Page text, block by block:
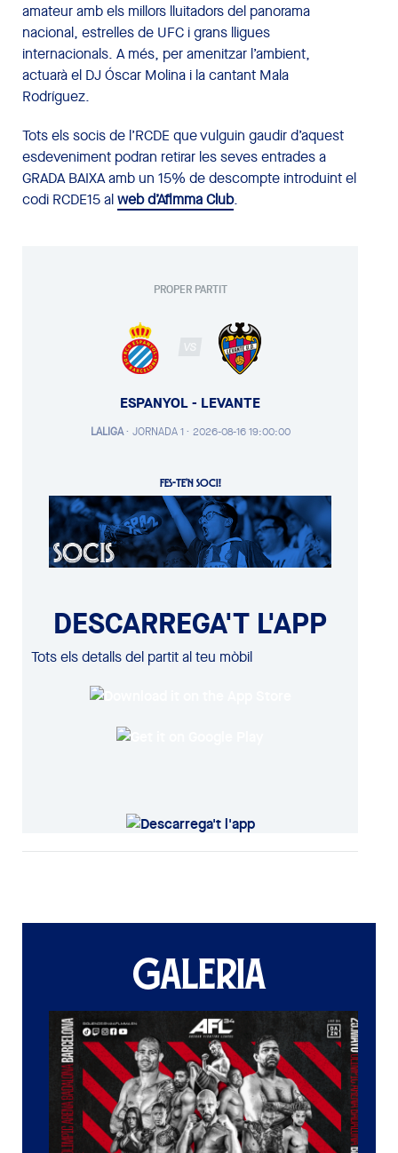
amateur amb els millors lluitadors del panorama
nacional, estrelles de UFC i grans lligues
internacionals. A més, per amenitzar l’ambient,
actuarà el DJ Óscar Molina i la cantant Mala
Rodríguez.
Tots els socis de l’RCDE que vulguin gaudir d’aquest
esdeveniment podran retirar les seves entrades a
GRADA BAIXA amb un 15% de descompte introduint el
codi RCDE15 alweb d’Aflmma Club.
PROPER PARTIT
VS
ESPANYOL - LEVANTE
LALIGA· JORNADA 1 · 2026-08-16 19:00:00
FES-TE'N SOCI!
DESCARREGA'T L'APP
Tots els detalls del partit al teu mòbil
GALERIA